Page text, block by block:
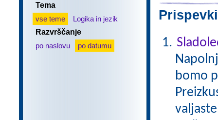
Tema
vse teme
Logika in jezik
Razvrščanje
po naslovu
po datumu
bomo